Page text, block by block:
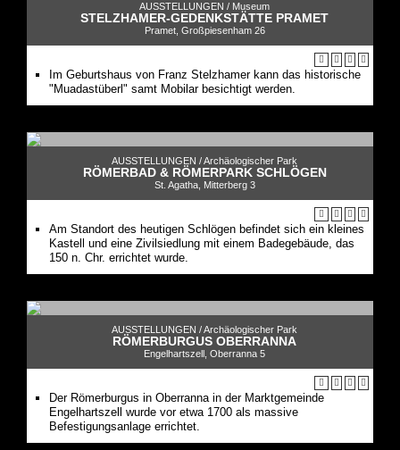
AUSSTELLUNGEN / Museum
STELZHAMER-GEDENKSTÄTTE PRAMET
Pramet, Großpiesenham 26
Im Geburtshaus von Franz Stelzhamer kann das historische
"Muadastüberl" samt Mobilar besichtigt werden.
AUSSTELLUNGEN /Archäologischer Park
RÖMERBAD & RÖMERPARK SCHLÖGEN
St. Agatha, Mitterberg 3
Am Standort des heutigen Schlögen befindet sich ein kleines
Kastell und eine Zivilsiedlung mit einem Badegebäude, das
150 n. Chr. errichtet wurde.
AUSSTELLUNGEN /Archäologischer Park
RÖMERBURGUS OBERRANNA
Engelhartszell, Oberranna 5
Der Römerburgus in Oberranna in der Marktgemeinde
Engelhartszell wurde vor etwa 1700 als massive
Befestigungsanlage errichtet.